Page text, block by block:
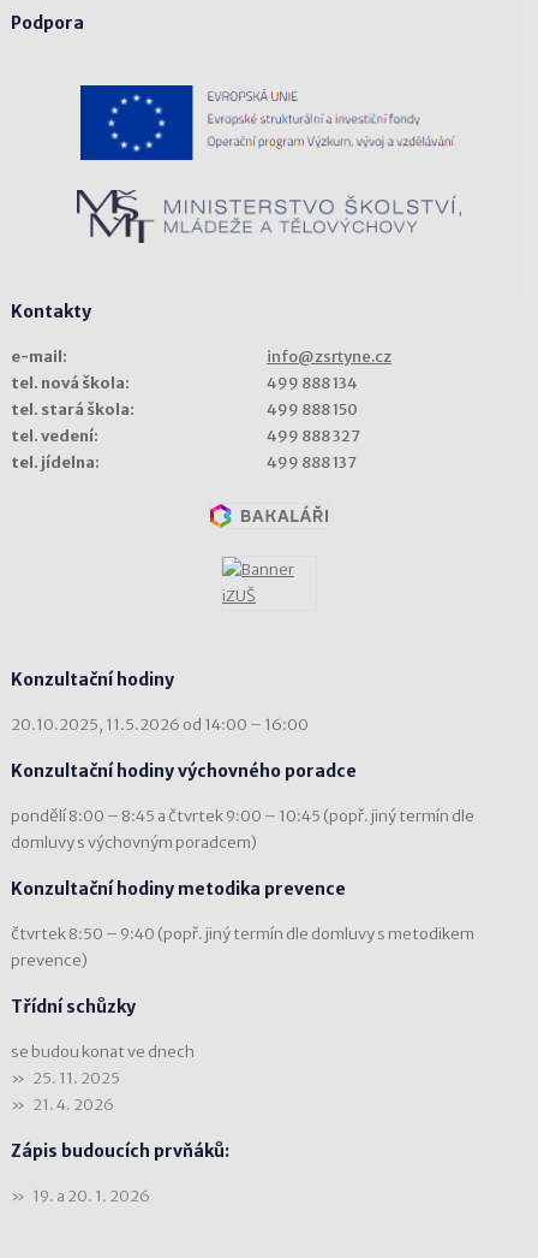
Podpora
Kontakty
e-mail:
info@zsrtyne.cz
tel. nová škola:
499 888 134
tel. stará škola:
499 888 150
tel. vedení:
499 888 327
tel. jídelna:
499 888 137
Konzultační hodiny
20.10.2025, 11.5.2026 od 14:00 – 16:00
Konzultační hodiny výchovného poradce
pondělí 8:00 – 8:45 a čtvrtek 9:00 – 10:45 (popř. jiný termín dle
domluvy s výchovným poradcem)
Konzultační hodiny metodika prevence
čtvrtek 8:50 – 9:40 (popř. jiný termín dle domluvy s metodikem
prevence)
Třídní schůzky
se budou konat ve dnech
25. 11. 2025
21. 4. 2026
Zápis budoucích prvňáků:
19. a 20. 1. 2026